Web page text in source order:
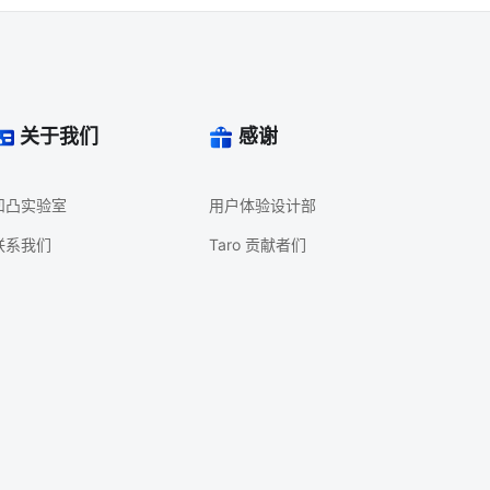
关于我们
凸实验室
系我们
感谢
用户体验设计部
Taro 贡献者们